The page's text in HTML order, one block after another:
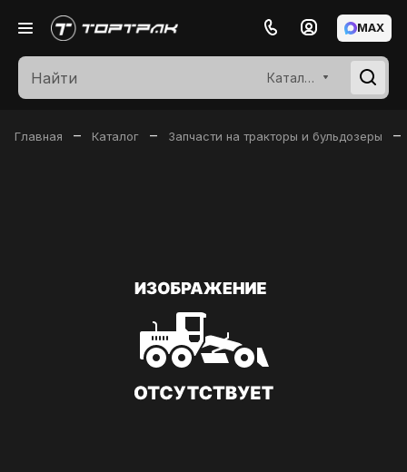
Каталог
MAX
Главная – Каталог – Запчасти на тракторы и бульдозеры –